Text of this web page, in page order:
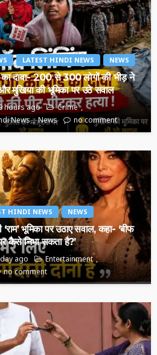
LATEST HINDI NEWS NEWS
का दावा- 200 से 300 लोगों की भीड़ ने
मुखिया की भूमिका पर उठे सवाल
hours ago
Crime
News News no comment
HINDI NEWS NEWS
भूमिका पर उठाए सवाल, कहा- ‘बीफ
कैसे निभा सकता है?’
ago
Entertainment
no comment